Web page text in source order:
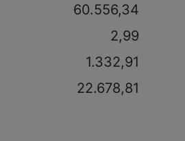
60.556,34
2,99
1.332,91
22.678,81